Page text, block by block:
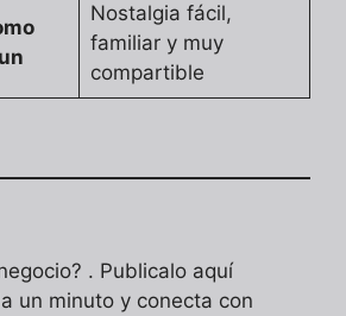
Nostalgia fácil,
familiar y muy
compartible
. Publicalo aquí
un minuto y conecta con